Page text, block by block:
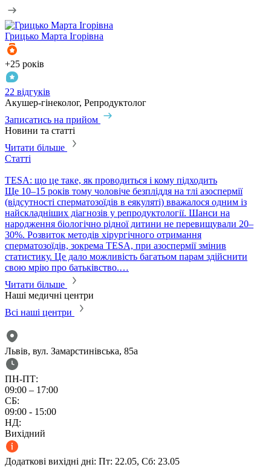
Грицько Марта Ігорівна
+25 років
22 відгуків
Акушер-гінеколог, Репродуктолог
Записатись на прийом
Новини та статті
Читати більше
Статті
TESA: що це таке, як проводиться і кому підходить
​Ще 10–15 років тому чоловіче безпліддя на тлі азоспермії
(відсутності сперматозоїдів в еякуляті) вважалося одним із
найскладніших діагнозів у репродуктології. Шанси на
народження біологічно рідної дитини не перевищували 20–
30%. Розвиток методів хірургічного отримання
сперматозоїдів, зокрема TESA, при азоспермії змінив
статистику. Це дало можливість багатьом парам здійснити
свою мрію про батьківство.…
Читати більше
Наші медичні центри
Всі наші центри
Львів, вул. Замарстинівська, 85а
ПН-ПТ:
09:00 – 17:00
СБ:
09:00 - 15:00
НД:
Вихідний
Додаткові вихідні дні: Пт: 22.05, Сб: 23.05